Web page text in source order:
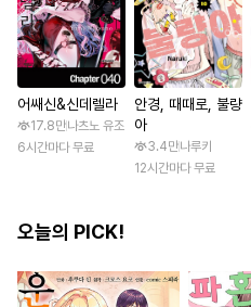
어쌔신&신데렐라
17.8만나츠노 유조
6시간마다 무료
안경, 때때로, 불량
아
3.4만나루키
12시간마다 무료
오늘의 PICK!